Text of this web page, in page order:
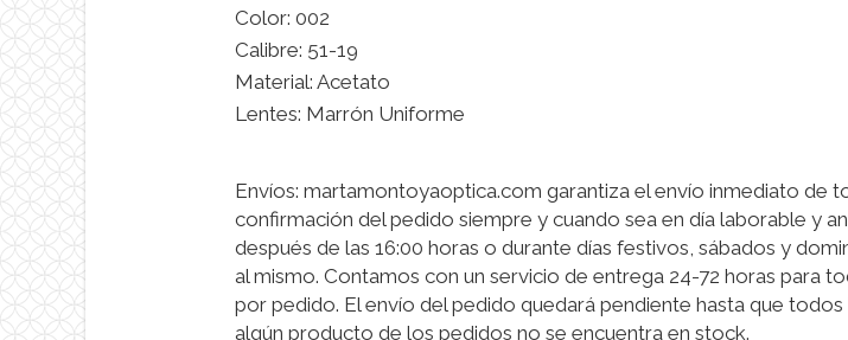
Color: 002
Calibre: 51-19
Material: Acetato
Lentes: Marrón Uniforme
Envíos: martamontoyaoptica.com garantiza el envío inmediato de
confirmación del pedido siempre y cuando sea en día laborable y
después de las 16:00 horas o durante días festivos, sábados y
al mismo. Contamos con un servicio de entrega 24-72 horas para
por pedido. El envío del pedido quedará pendiente hasta que
algún producto de los pedidos no se encuentra en stock.